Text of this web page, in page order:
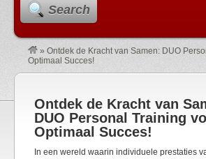
Search
» Ontdek de Kracht van Samen: DUO
Optimaal Succes!
Ontdek de Kracht van
DUO Personal Training
Optimaal Succes!
In een wereld waarin individuele prestaties